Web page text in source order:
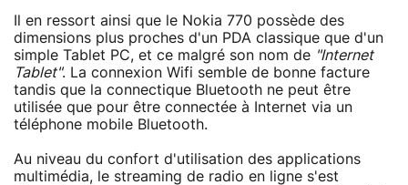
Il en ressort ainsi que le Nokia 770 possède des
dimensions plus proches d'un PDA classique que d'un
simple Tablet PC, et ce malgré son nom de "Internet
Tablet". La connexion Wifi semble de bonne facture
tandis que la connectique Bluetooth ne peut être
utilisée que pour être connectée à Internet via un
téléphone mobile Bluetooth.
Au niveau du confort d'utilisation des applications
multimédia, le streaming de radio en ligne s'est